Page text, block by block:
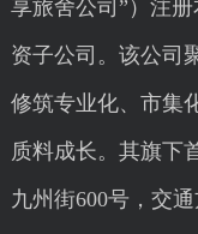
享旅舍公司”）注
资子公司。该公司
修筑专业化、市集
质料成长。其旗下
九州街600号，交